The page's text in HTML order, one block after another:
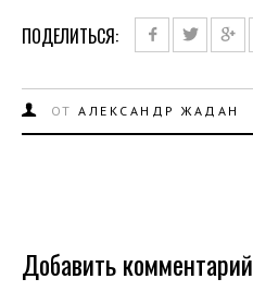
ПОДЕЛИТЬСЯ:
ОТ АЛЕКСАНДР ЖАДАН
Добавить комментарий